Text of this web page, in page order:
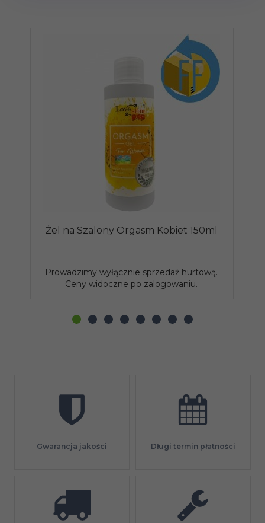
Żel na Szalony Orgasm Kobiet 150ml
Prowadzimy wyłącznie sprzedaż hurtową.
Ceny widoczne po zalogowaniu.
Gwarancja jakości Długi termin płatności